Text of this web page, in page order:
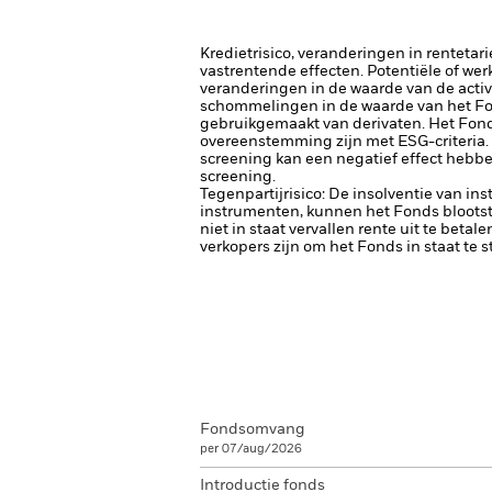
Kredietrisico, veranderingen in
vastrentende effecten. Potentiële of
veranderingen in de waarde van de
schommelingen in de waarde van het
gebruikgemaakt van derivaten. Het
overeenstemming zijn met ESG-
screening kan een negatief effect
screening.
Tegenpartijrisico: De insolventie van
instrumenten, kunnen het Fonds
niet in staat vervallen rente uit te
verkopers zijn om het Fonds in staat te
Fondsomvang
per 07/aug/2026
Introductie fonds